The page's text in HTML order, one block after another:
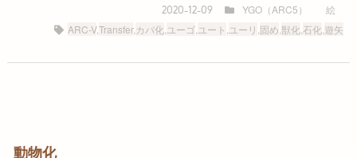
2020-12-09 YGO（ARC5）
絵
ARC-V,Transfer, カバ化 ユーゴ ユート ユーリ 固め ,獣化,石化 遊矢
動物化